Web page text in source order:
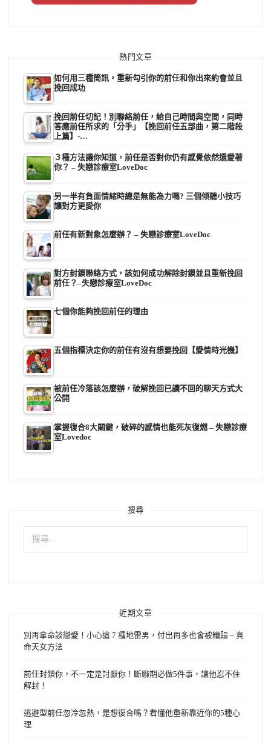
熱門文章
如何用三種簡訊，重新勾引你的前任和你出來約會並且
挽回成功
挽回前任切記！別聯絡前任，給自己時間與空間，同時
答應前任所求的「分手」【挽回前任五部曲，第二階段
上篇】-…
３種方法讓你知道，前任是否對你仍有感覺依然還愛著
你？ – 失戀診療室LoveDoc
另一半有負面情緒時總是無能為力嗎? 三個傾聽小技巧
讓對方更愛你
前任有新對象怎麼辦？ – 失戀診療室LoveDoc
對方封鎖聯絡方式，該如何成功解除封鎖並且重新挽回
前任？–失戀診療室LoveDoc
七個你能夠挽回前任的理由
五個指標決定你的前任有沒有想要挽回【愛情時光機】
被前任冷落該怎麼辦，破解挽回已讀不回的聊天方式大
公開
掌握復合8大關鍵，破碎的感情也能死灰復燃 – 失戀診療
室Lovedoc
搜尋
搜
鍵
近期文章
別再拿命談戀愛！小心這 7 種地雷男，付出再多也會被糟蹋 – 真
命天女方法
前任封鎖你，不一定是討厭你！斷聯期必做5件事，讓他忍不住
解封！
逃避型前任忽冷忽熱，是想復合嗎？看懂他重新靠近你的5種心
理